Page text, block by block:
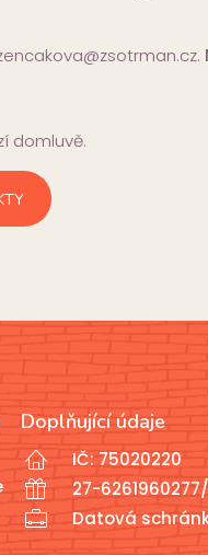
domluvě.
Doplňující údaje
IČ: 75020220
27-
Datová